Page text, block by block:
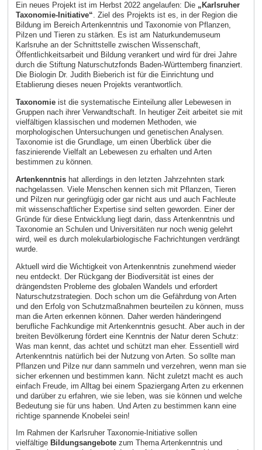
Ein neues Projekt ist im Herbst 2022 angelaufen: Die „Karlsruher
Taxonomie-Initiative“. Ziel des Projekts ist es, in der Region die
Bildung im Bereich Artenkenntnis und Taxonomie von Pflanzen,
Pilzen und Tieren zu stärken. Es ist am Naturkundemuseum
Karlsruhe an der Schnittstelle zwischen Wissenschaft,
Öffentlichkeitsarbeit und Bildung verankert und wird für drei Jahre
durch die Stiftung Naturschutzfonds Baden-Württemberg finanziert.
Die Biologin Dr. Judith Bieberich ist für die Einrichtung und
Etablierung dieses neuen Projekts verantwortlich.
Taxonomie ist die systematische Einteilung aller Lebewesen in
Gruppen nach ihrer Verwandtschaft. In heutiger Zeit arbeitet sie mit
vielfältigen klassischen und modernen Methoden, wie
morphologischen Untersuchungen und genetischen Analysen.
Taxonomie ist die Grundlage, um einen Überblick über die
faszinierende Vielfalt an Lebewesen zu erhalten und Arten
bestimmen zu können.
Artenkenntnishat allerdings in den letzten Jahrzehnten stark
nachgelassen. Viele Menschen kennen sich mit Pflanzen, Tieren
und Pilzen nur geringfügig oder gar nicht aus und auch Fachleute
mit wissenschaftlicher Expertise sind selten geworden. Einer der
Gründe für diese Entwicklung liegt darin, dass Artenkenntnis und
Taxonomie an Schulen und Universitäten nur noch wenig gelehrt
wird, weil es durch molekularbiologische Fachrichtungen verdrängt
wurde.
Aktuell wird die Wichtigkeit von Artenkenntnis zunehmend wieder
neu entdeckt. Der Rückgang der Biodiversität ist eines der
drängendsten Probleme des globalen Wandels und erfordert
Naturschutzstrategien. Doch schon um die Gefährdung von Arten
und den Erfolg von Schutzmaßnahmen beurteilen zu können, muss
man die Arten erkennen können. Daher werden händeringend
berufliche Fachkundige mit Artenkenntnis gesucht. Aber auch in der
breiten Bevölkerung fördert eine Kenntnis der Natur deren Schutz:
Was man kennt, das achtet und schützt man eher. Essentiell wird
Artenkenntnis natürlich bei der Nutzung von Arten. So sollte man
Pflanzen und Pilze nur dann sammeln und verzehren, wenn man sie
sicher erkennen und bestimmen kann. Nicht zuletzt macht es auch
einfach Freude, im Alltag bei einem Spaziergang Arten zu erkennen
und darüber zu erfahren, wie sie leben, was sie können und welche
Bedeutung sie für uns haben. Und Arten zu bestimmen kann eine
richtige spannende Knobelei sein!
Im Rahmen der Karlsruher Taxonomie-Initiative sollen
vielfältige Bildungsangebotezum Thema Artenkenntnis und